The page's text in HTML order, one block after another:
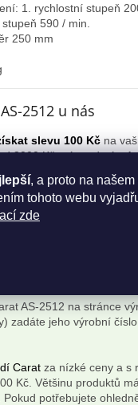
, a proto na
tohoto webu
zde
1. rychlostní stupeň
590 / min.
250 mm
2512 u nás
slevu 100 Kč na
8000 Kč máte od nás
spokojených
máme skladem,
na nářadí
AS-2512 na stránce
zadáte jeho výrobní
Carat za nízké ceny a s
Kč. Většinu produktů
potřebujete